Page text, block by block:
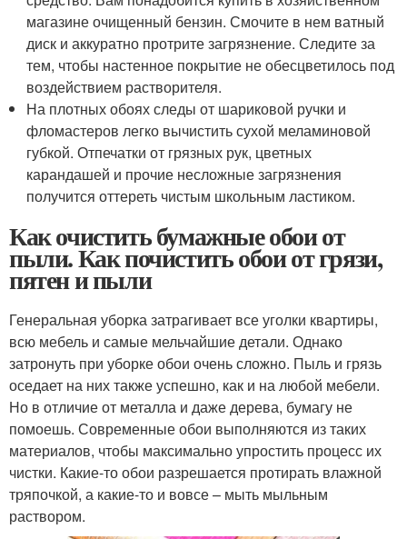
магазине очищенный бензин. Смочите в нем ватный
диск и аккуратно протрите загрязнение. Следите за
тем, чтобы настенное покрытие не обесцветилось под
воздействием растворителя.
На плотных обоях следы от шариковой ручки и
фломастеров легко вычистить сухой меламиновой
губкой. Отпечатки от грязных рук, цветных
карандашей и прочие несложные загрязнения
получится оттереть чистым школьным ластиком.
Как очистить бумажные обои от
пыли. Как почистить обои от грязи,
пятен и пыли
Генеральная уборка затрагивает все уголки квартиры,
всю мебель и самые мельчайшие детали. Однако
затронуть при уборке обои очень сложно. Пыль и грязь
оседает на них также успешно, как и на любой мебели.
Но в отличие от металла и даже дерева, бумагу не
помоешь. Современные обои выполняются из таких
материалов, чтобы максимально упростить процесс их
чистки. Какие-то обои разрешается протирать влажной
тряпочкой, а какие-то и вовсе – мыть мыльным
раствором.